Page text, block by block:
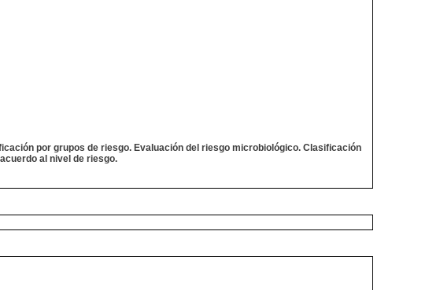
por grupos de riesgo. Evaluación del riesgo microbiológico. Clasificación
al nivel de riesgo.